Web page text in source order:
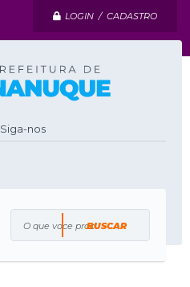
LOGIN / CADASTRO
Siga-nos
O que voce procura?